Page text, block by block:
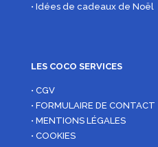
• Idées de cadeaux de Noël
LES COCO SERVICES
• CGV
• FORMULAIRE DE CONTACT
• MENTIONS LÉGALES
• COOKIES